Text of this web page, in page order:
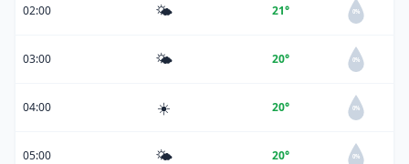
02:00 🌤️ 21° 0%
03:00 🌤️ 20° 0%
04:00 ☀️ 20° 0%
05:00 🌤️ 20° 0%